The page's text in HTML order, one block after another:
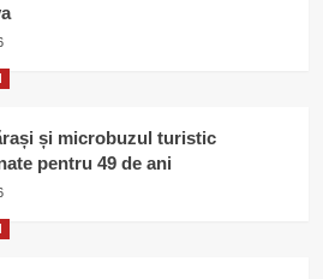
și microbuzul turistic
pentru 49 de ani